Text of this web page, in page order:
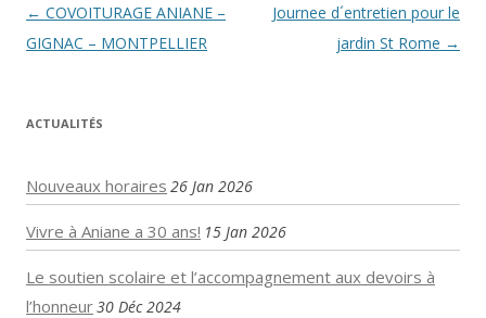
Navigation
des
← COVOITURAGE ANIANE –
GIGNAC – MONTPELLIER
Journee d´entretien pour le
jardin St Rome →
ACTUALITÉS
Nouveaux horaires 26 Jan 2026
Vivre à Aniane a 30 ans! 15 Jan 2026
Le soutien scolaire et l’accompagnement aux devoirs à
l’honneur30 Déc 2024